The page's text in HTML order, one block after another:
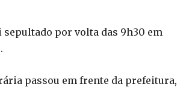
por volta das 9h30 em
passou em frente da prefeitura,